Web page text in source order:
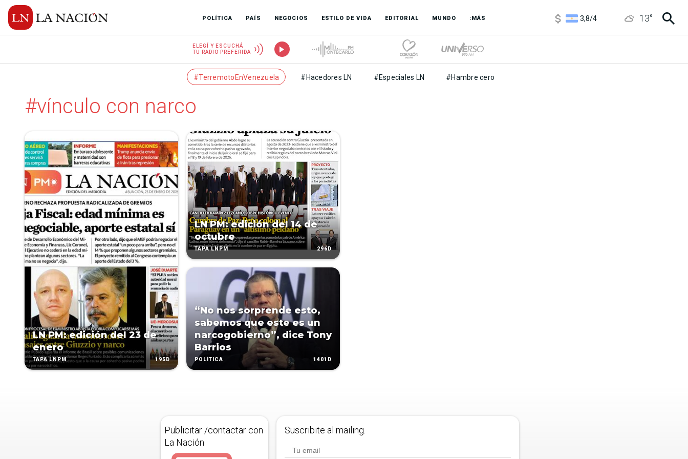
POLÍTICA PAÍS NEGOCIOS ESTILO DE VIDA EDITORIAL MUNDO :MÁS
3,8/4
13°
ELEGÍ Y ESCUCHÁ
TU RADIO PREFERIDA
#TerremotoEnVenezuela #Hacedores LN #Especiales LN #Hambre cero
#vínculo con narco
LN PM: edición del 23 de
enero
TAPA LNPM 195D
LN PM: edición del 14 de
octubre
TAPA LNPM 296D
“No nos sorprende esto,
sabemos que este es un
narcogobierno”, dice Tony
Barrios
POLÍTICA 1401D
Publicitar /contactar con
La Nación
Suscribite al mailing.